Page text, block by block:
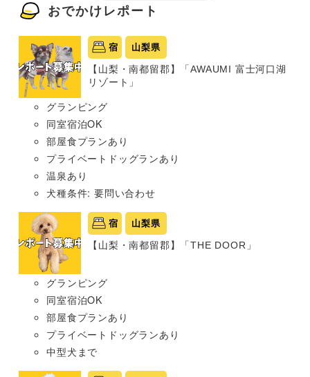
おでかけレポート
宿 山梨県
【山梨・南都留郡】「AWAUMI 富士河口湖
リゾート」
グランピング
同室宿泊OK
部屋食プランあり
プライベートドッグランあり
温泉あり
犬種条件: 要問い合わせ
宿 山梨県
【山梨・南都留郡】「THE DOOR」
グランピング
同室宿泊OK
部屋食プランあり
プライベートドッグランあり
中型犬まで